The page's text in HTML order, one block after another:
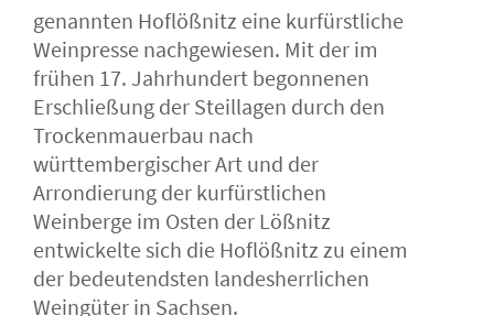
genannten Hoflößnitz eine kurfürstliche
Weinpresse nachgewiesen. Mit der im
frühen 17. Jahrhundert begonnenen
Erschließung der Steillagen durch den
Trockenmauerbau nach
württembergischer Art und der
Arrondierung der kurfürstlichen
Weinberge im Osten der Lößnitz
entwickelte sich die Hoflößnitz zu einem
der bedeutendsten landesherrlichen
Weingüter in Sachsen.